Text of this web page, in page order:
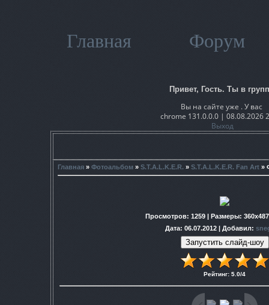
Главная Форум
Привет, Гость. Ты в
Вы на сайте уже . У вас
chrome 131.0.0.0 | 08.08.2026
Выход
Главная » Фотоальбом » S.T.A.L.K.E.R. » S.T.A.L.K.E.R. Fan Art »
Просмотров: 1259 | Размеры:
Дата: 06.07.2012 | Добавил:
Рейтинг: 5.0/4